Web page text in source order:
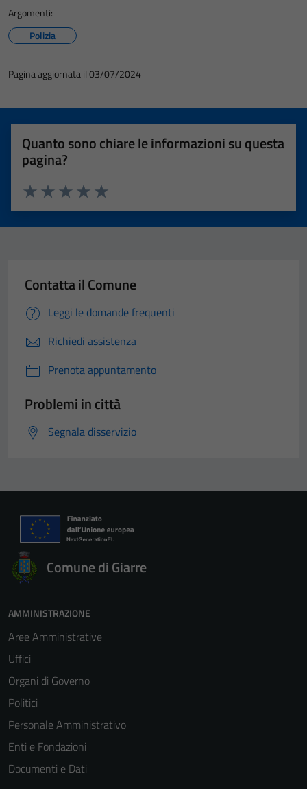
Argomenti:
Polizia
Pagina aggiornata il 03/07/2024
Quanto sono chiare le informazioni su questa
pagina?
Valuta 5 stelle su 5
Valuta 4 stelle su 5
Valuta 3 stelle su 5
Valuta 2 stelle su 5
Valuta 1 stelle su 5
Contatta il Comune
Leggi le domande frequenti
Richiedi assistenza
Prenota appuntamento
Problemi in città
Segnala disservizio
Comune di Giarre
AMMINISTRAZIONE
Aree Amministrative
Uffici
Organi di Governo
Politici
Personale Amministrativo
Enti e Fondazioni
Documenti e Dati